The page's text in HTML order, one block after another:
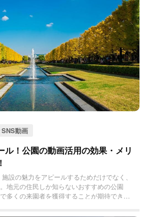
SNS動画
ル！公園の動画活用の効果・メリ
設の魅力をアピールするためだけでなく、
地元の住民しか知らないおすすめの公園
多くの来園者を獲得することが期待できま